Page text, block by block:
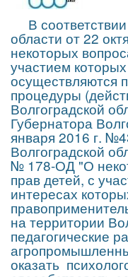
В соответствии
области от 22
некоторых
участием
осуществляются
процедуры
Волгоградской
Губернатора
января 2016 г.
Волгоградской
№ 178-ОД "О
прав детей, с
интересах
на территории
педагогические
оказать